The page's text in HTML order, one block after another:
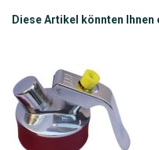
Diese Artikel könnten